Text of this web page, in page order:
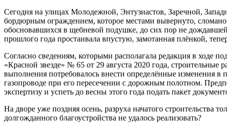
Сегодня на улицах Молодежной, Энтузиастов, Заречной,
бордюрным ограждением, которое местами вывернуто,
обосновавшихся в щебневой подушке, до сих пор не
прошлого года простаивала впустую, замотанная плёнкой,
Согласно сведениям, которыми располагала редакция в ходе
«Красной звезде» № 65 от 29 августа 2020 года,
выполнения потребовалось внести определённые изменения
газопроводе при его пересечении с дорожным полотном.
экспертизу и успеть до весны этого года подать пакет
На дворе уже поздняя осень, разруха начатого строительства
долгожданного благоустройства не удалось реализовать?